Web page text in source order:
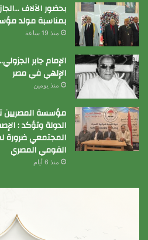
بحضور الآلاف
بمناسبة مولد
منذ 19 ساعة
الإمام جابر
الإلهي في مصر
منذ يومين
مؤسسة
الدولة وتؤكد :
المجتمعي ضرورة
القومي المصري
منذ 6 أيام